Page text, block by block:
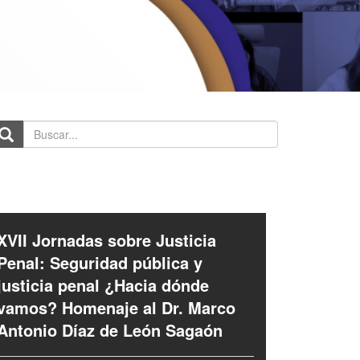
Jornadas sobre Justicia
Seguridad pública y
penal ¿Hacia dónde
Homenaje al Dr. Marco
Díaz de León Sagaón